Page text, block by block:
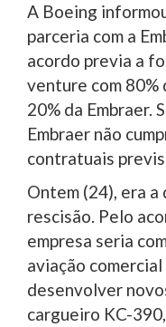
A Boeing
parceria com a
acordo previa a
venture com 80%
20% da Embraer.
Embraer não
contratuais
Ontem (24), era
rescisão. Pelo
empresa seria
aviação
desenvolver
cargueiro KC-